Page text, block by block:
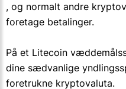
, og normalt andre
foretage betalinger.
På et Litecoin
dine sædvanlige
foretrukne kryptovaluta.